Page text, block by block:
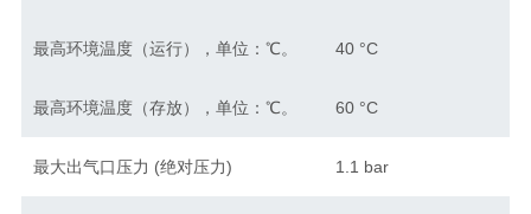
最高环境温度（运行），单位：℃。 40 °C
最高环境温度（存放），单位：℃。 60 °C
最大出气口压力 (绝对压力) 1.1 bar